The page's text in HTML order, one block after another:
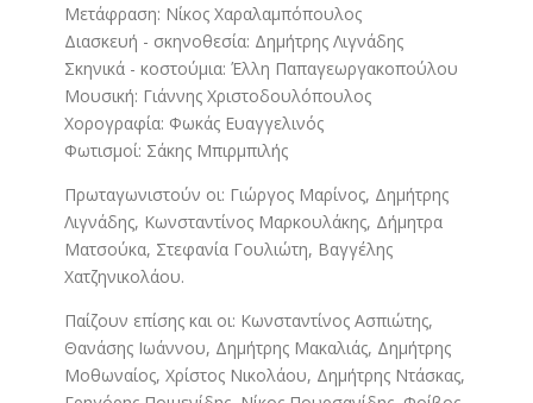
Μετάφραση: Νίκος Χαραλαμπόπουλος
Διασκευή - σκηνοθεσία: Δημήτρης Λιγνάδης
Σκηνικά - κοστούμια: Έλλη Παπαγεωργακοπούλου
Μουσική: Γιάννης Χριστοδουλόπουλος
Χορογραφία: Φωκάς Ευαγγελινός
Φωτισμοί: Σάκης Μπιρμπιλής
Πρωταγωνιστούν οι: Γιώργος Μαρίνος, Δημήτρης
Λιγνάδης, Κωνσταντίνος Μαρκουλάκης, Δήμητρα
Ματσούκα, Στεφανία Γουλιώτη, Βαγγέλης
Χατζηνικολάου.
Παίζουν επίσης και οι: Κωνσταντίνος Ασπιώτης,
Θανάσης Ιωάννου, Δημήτρης Μακαλιάς, Δημήτρης
Μοθωναίος, Χρίστος Νικολάου, Δημήτρης Ντάσκας,